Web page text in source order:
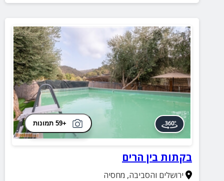
+59 תמונות
בקתות בין הרים
ירושלים והסביבה, מחסיה